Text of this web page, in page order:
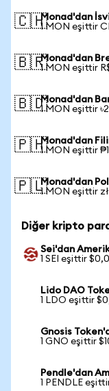
🇨🇭Monad'dan
1 MON eşittir
🇧🇷Monad'dan
1 MON eşittir
🇧🇩Monad'dan
1 MON eşittir
🇵🇭Monad'dan
1 MON eşittir
🇵🇱Monad'dan
1 MON eşittir
Diğer kripto
Sei'dan
1 SEI eşittir
Lido DAO
1 LDO eşittir
Gnosis
1 GNO eşittir
Pendle'dan
1 PENDLE